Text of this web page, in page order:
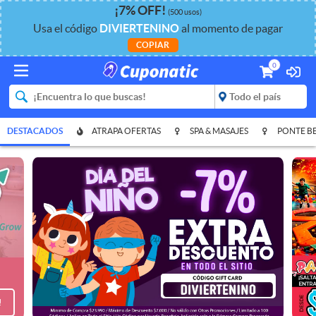
¡7%OFF! (500 usos)
Usa el código DIVIERTENINOal momento de pagar
COPIAR
0
DESTACADOS ATRAPA OFERTAS SPA & MASAJES PONTE
CERCA DE MÍ